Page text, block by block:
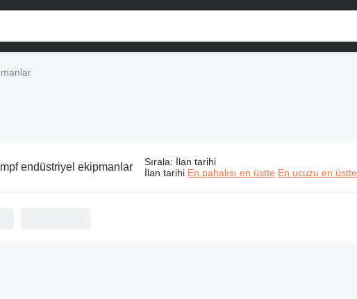
endüstriyel ekipmanlar Sırala: İlan tarihi
İlan tarihi En pahalısı en üstte En ucuzu en üstte